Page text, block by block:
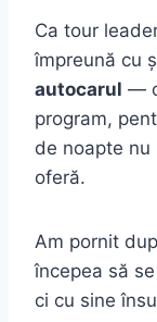
Ca tour
împreună cu
autocarul —
program,
de noapte nu
oferă.
Am pornit
începea să
ci cu sine